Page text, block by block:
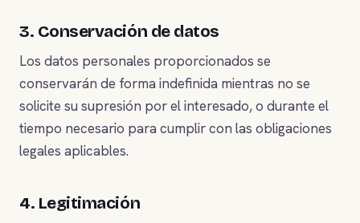
3. Conservación de datos
Los datos personales proporcionados se
conservarán de forma indefinida mientras no se
solicite su supresión por el interesado, o durante el
tiempo necesario para cumplir con las obligaciones
legales aplicables.
4. Legitimación